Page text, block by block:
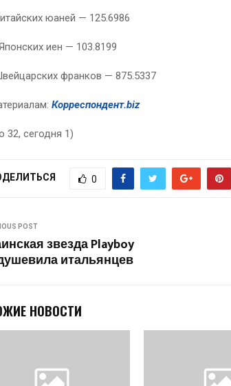
юаней — 125.6986
иен — 103.8199
франков — 875.5337
Корреспондент.biz
32, сегодня 1)
0
POST
звезда Playboy
итальянцев
НОВОСТИ